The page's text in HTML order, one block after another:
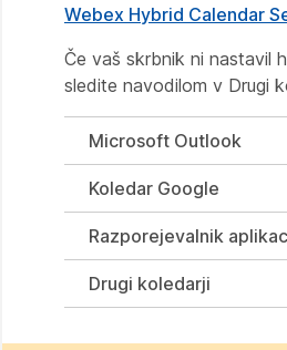
Webex Hybrid Calendar
Če vaš skrbnik ni nastavil
sledite navodilom v Drugi
Microsoft Outlook
Koledar Google
Razporejevalnik
Drugi koledarji